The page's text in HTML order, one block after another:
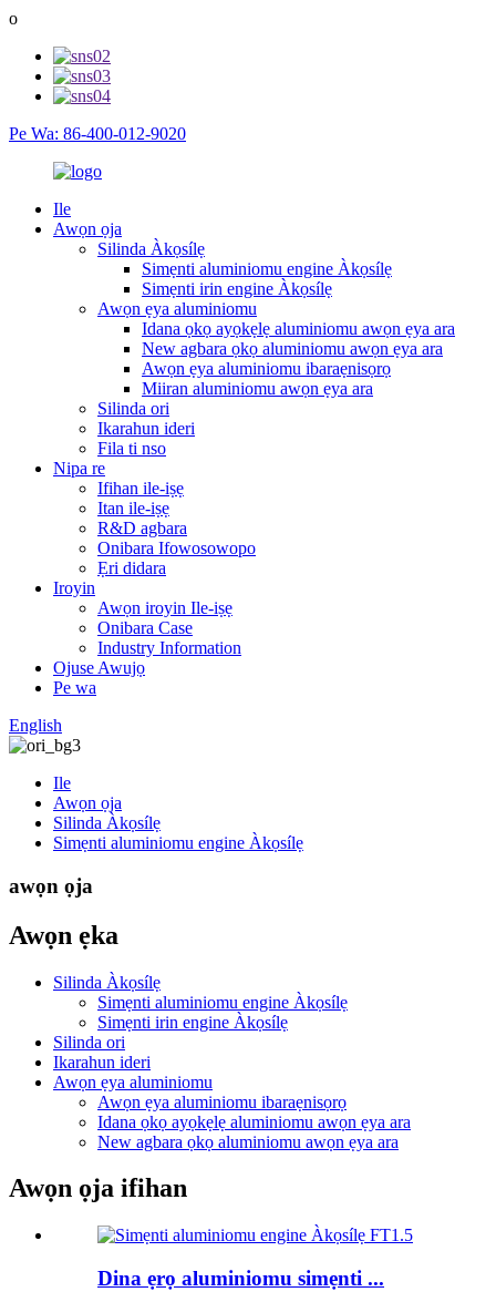
o
Pe Wa: 86-400-012-9020
Ile
Awọn ọja
Silinda Àkọsílẹ
Simẹnti aluminiomu engine Àkọsílẹ
Simẹnti irin engine Àkọsílẹ
Awọn ẹya aluminiomu
Idana ọkọ ayọkẹlẹ aluminiomu awọn ẹya ara
New agbara ọkọ aluminiomu awọn ẹya ara
Awọn ẹya aluminiomu ibaraẹnisọrọ
Miiran aluminiomu awọn ẹya ara
Silinda ori
Ikarahun ideri
Fila ti nso
Nipa re
Ifihan ile-iṣẹ
Itan ile-iṣẹ
R&D agbara
Onibara Ifowosowopo
Ẹri didara
Iroyin
Awọn iroyin Ile-iṣẹ
Onibara Case
Industry Information
Ojuse Awujọ
Pe wa
English
Ile
Awọn ọja
Silinda Àkọsílẹ
Simẹnti aluminiomu engine Àkọsílẹ
awọn ọja
Awọn ẹka
Silinda Àkọsílẹ
Simẹnti aluminiomu engine Àkọsílẹ
Simẹnti irin engine Àkọsílẹ
Silinda ori
Ikarahun ideri
Awọn ẹya aluminiomu
Awọn ẹya aluminiomu ibaraẹnisọrọ
Idana ọkọ ayọkẹlẹ aluminiomu awọn ẹya ara
New agbara ọkọ aluminiomu awọn ẹya ara
Awọn ọja ifihan
Dina ẹrọ aluminiomu simẹnti ...